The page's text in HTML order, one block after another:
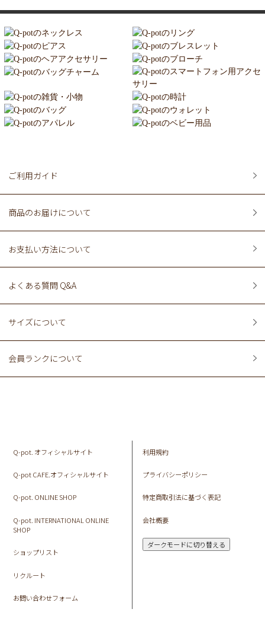
ご利用ガイド
商品のお届けについて
お支払い方法について
よくある質問 Q&A
サイズについて
会員ランクについて
Q-pot. オフィシャルサイト
Q-pot CAFE.オフィシャルサイト
Q-pot. ONLINE SHOP
Q-pot. INTERNATIONAL ONLINE
SHOP
ショップリスト
リクルート
お問い合わせフォーム
利用規約
プライバシーポリシー
特定商取引法に基づく表記
会社概要
ダークモードに切り替える